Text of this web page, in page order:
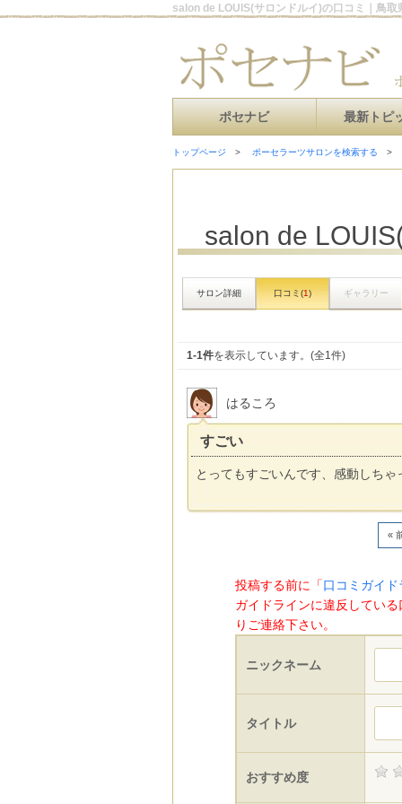
salon de LOUIS(サロンドルイ)の口コミ｜鳥
ポセナビ 最新トピ
トップページ ポーセラーツサロンを検索する
salon de
サロン詳細 口コミ(1) ギャラリー
1-1件を表示しています。(全1件)
はるころ
すごい
とってもすごいんです、感動しちゃ
«
投稿する前に「口コミガイド
ガイドラインに違反してい
りご連絡下さい。
ニックネーム
タイトル
おすすめ度